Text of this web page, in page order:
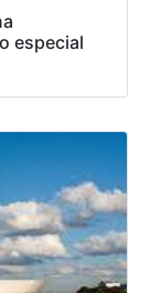
especial